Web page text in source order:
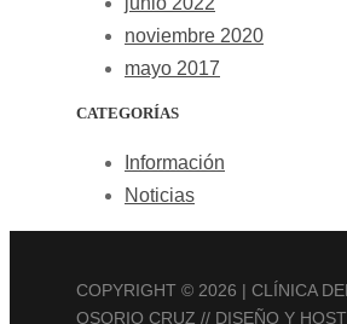
noviembre 2020
mayo 2017
CATEGORÍAS
Información
Noticias
COPYRIGHT © 2026 | CLÍNICA
OSORIO CRUZ // DISEÑO Y